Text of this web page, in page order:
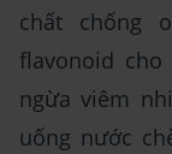
chất chống
flavonoid
ngừa viêm
uống nước